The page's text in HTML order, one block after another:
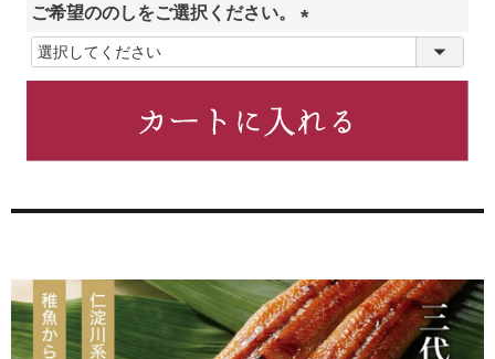
ご希望ののしをご選択ください。
)